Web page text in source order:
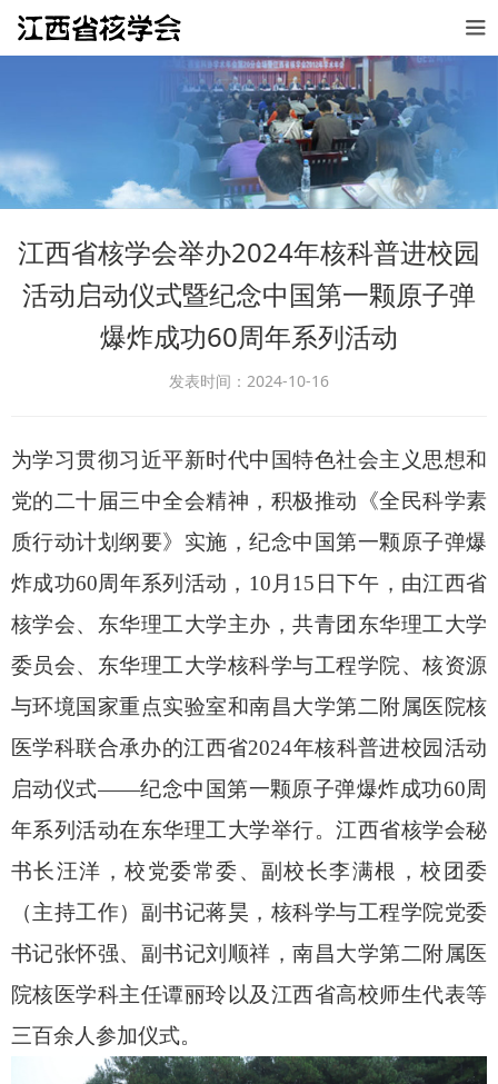
江西省核学会举办2024年核科普进校园
活动启动仪式暨纪念中国第一颗原子弹
爆炸成功60周年系列活动
发表时间：2024-10-16
为学习贯彻习近平新时代中国特色社会主义思想和
党的二十届三中全会精神，积极推动《全民科学素
质行动计划纲要》实施 ，纪念中国第一颗原子弹爆
炸成功60周年系列活动，10 月 15 日下午，由江西省
核学会、东华理工大学主办，共青团东华理工大学
委员会、 东华理工大学核科学与工程学院、核资源
与环境国家重点实验室和南昌大学第二附属医院核
医学科联合承办的江西省2024年核科普进校园活动
启动仪式——纪念中国第一颗原子弹爆炸成功60周
年系列活动在东华理工大学举行。江西省核学会秘
书长汪洋，校党委常委、副校长李满根，校团委
（主持工作） 副书记蒋昊 ，核科学与工程学院党委
书记张怀强、副书记刘顺祥，南昌大学第二附属医
院核医学科主任谭丽玲以及江西省高校师生代表等
三百余人参加仪式。